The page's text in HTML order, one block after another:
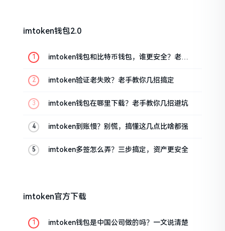
imtoken钱包2.0
imtoken钱包和比特币钱包，谁更安全？老玩
imtoken验证老失败？老手教你几招搞定
imtoken钱包在哪里下载？老手教你几招避坑
imtoken到账慢？别慌，搞懂这几点比啥都强
imtoken多签怎么弄？三步搞定，资产更安全
imtoken官方下载
imtoken钱包是中国公司做的吗？一文说清楚